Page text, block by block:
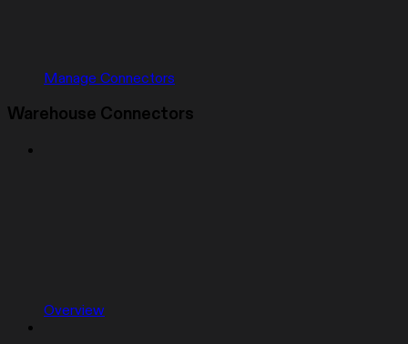
Manage Connectors
Warehouse Connectors
Overview